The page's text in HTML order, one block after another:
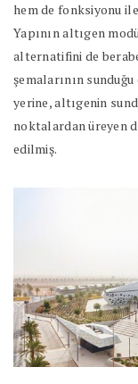
hem de fonksiyonu
Yapının altıgen
alternatifini de
şemalarının
yerine, altıgenin
noktalardan üreyen
edilmiş.